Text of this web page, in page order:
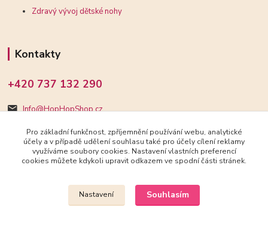
Zdravý vývoj dětské nohy
Kontakty
+420 737 132 290
Info@HopHopShop.cz
Upravit sběr cookies.
Pro základní funkčnost, zpříjemnění používání webu, analytické
účely a v případě udělení souhlasu také pro účely cílení reklamy
využíváme soubory cookies. Nastavení vlastních preferencí
cookies můžete kdykoli upravit odkazem ve spodní části stránek.
Nastavení Souhlasím